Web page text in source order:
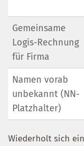
Gemeinsame
Logis-Rechnung
für Firma
Namen vorab
unbekannt (NN-
Platzhalter)
Wiederholt sich